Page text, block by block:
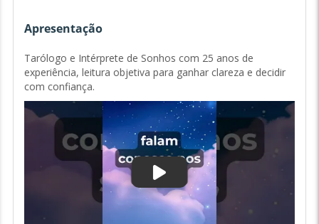
Apresentação
Tarólogo e Intérprete de Sonhos com 25 anos de
experiência, leitura objetiva para ganhar clareza e decidir
com confiança.